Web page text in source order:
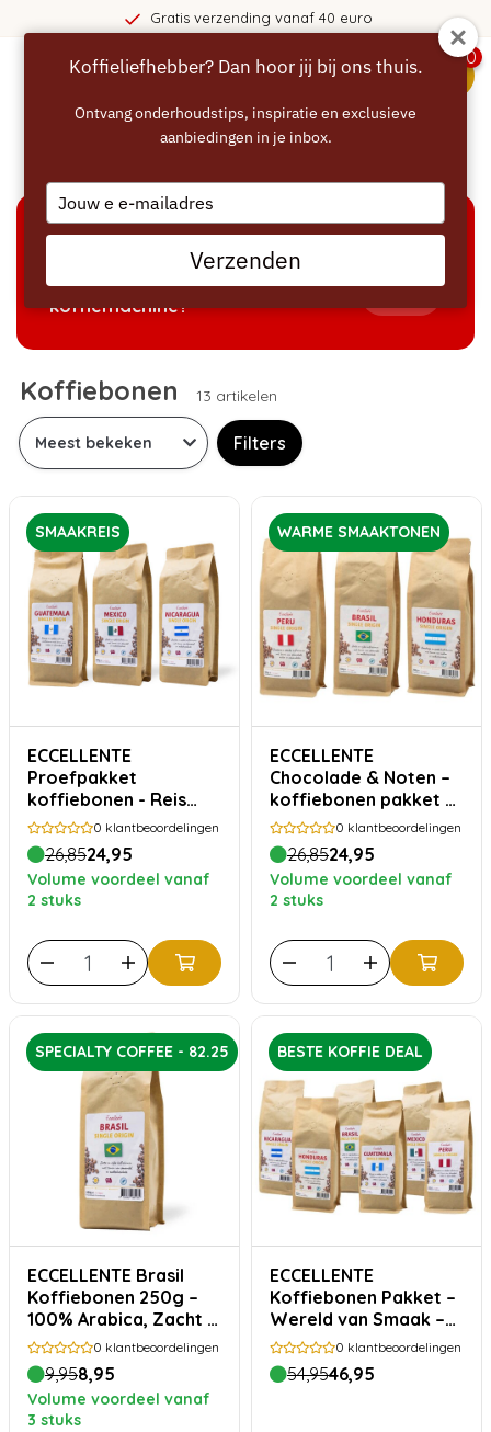
Gratis verzending vanaf 40 euro
0
Welke producten passen bij mijn
koffiemachine?
Koffiebonen 13 artikelen
Filters
SMAAKREIS
ECCELLENTE
Proefpakket
koffiebonen - Reis
door Centraal-
Amerika - 750 gram
0 klantbeoordelingen
26,8524,95
Volume voordeel vanaf
2 stuks
WARME SMAAKTONEN
ECCELLENTE
Chocolade & Noten –
koffiebonen pakket –
750 gram
0 klantbeoordelingen
26,8524,95
Volume voordeel vanaf
2 stuks
SPECIALTY COFFEE - 82.25
ECCELLENTE Brasil
Koffiebonen 250g –
100% Arabica, Zacht &
Rond
0 klantbeoordelingen
9,958,95
Volume voordeel vanaf
3 stuks
BESTE KOFFIE DEAL
ECCELLENTE
Koffiebonen Pakket –
Wereld van Smaak –
1500 gram
0 klantbeoordelingen
54,9546,95
Koffieliefhebber? Dan hoor jij bij ons thuis.
Ontvang onderhoudstips, inspiratie en exclusieve
aanbiedingen in je inbox.
Type
your
email
Verzenden